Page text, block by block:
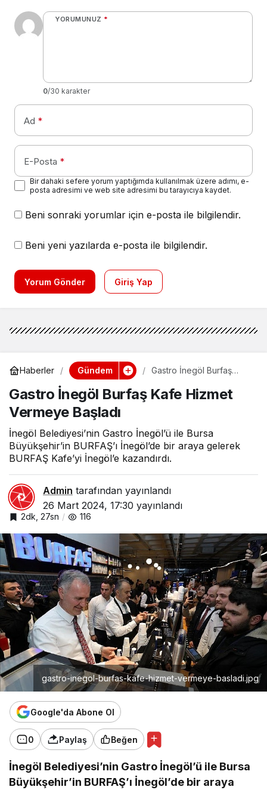
YORUMUNUZ *
0/30 karakter
Ad *
E-Posta *
Bir dahaki sefere yorum yaptığımda kullanılmak üzere adımı, e-
posta adresimi ve web site adresimi bu tarayıcıya kaydet.
Beni sonraki yorumlar için e-posta ile bilgilendir.
Beni yeni yazılarda e-posta ile bilgilendir.
Yorum Gönder Giriş Yap
Haberler Gündem
Gastro İnegöl Burfaş
Başladı
Gastro İnegöl Burfaş Kafe Hizmet
Vermeye Başladı
İnegöl Belediyesi’nin Gastro İnegöl’ü ile Bursa
Büyükşehir’in BURFAŞ’ı İnegöl’de bir araya gelerek
BURFAŞ Kafe’yi İnegöl’e kazandırdı.
Admin tarafından yayınlandı
26 Mart 2024, 17:30 yayınlandı
2dk, 27sn 116
gastro-inegol-burfas-kafe-hizmet-vermeye-basladi.jpg
Google'da Abone Ol
0 Paylaş Beğen
İnegöl Belediyesi’nin Gastro İnegöl’ü ile Bursa
Büyükşehir’in BURFAŞ’ı İnegöl’de bir araya